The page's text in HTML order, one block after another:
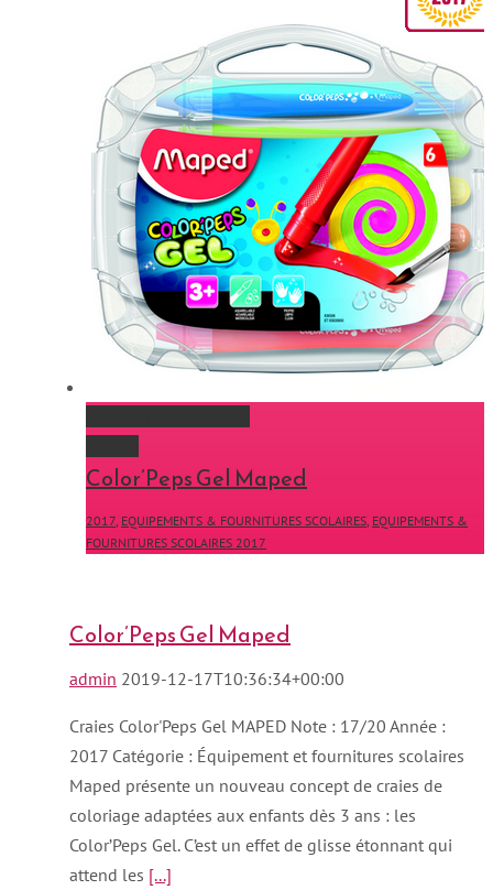
Color’Peps Gel Maped
2017, EQUIPEMENTS & FOURNITURES SCOLAIRES, EQUIPEMENTS &
FOURNITURES SCOLAIRES 2017
Color’Peps Gel Maped
admin 2019-12-17T10:36:34+00:00
Craies Color'Peps Gel MAPED Note : 17/20 Année :
2017 Catégorie : Équipement et fournitures scolaires
Maped présente un nouveau concept de craies de
coloriage adaptées aux enfants dès 3 ans : les
Color’Peps Gel. C’est un effet de glisse étonnant qui
attend les [...]